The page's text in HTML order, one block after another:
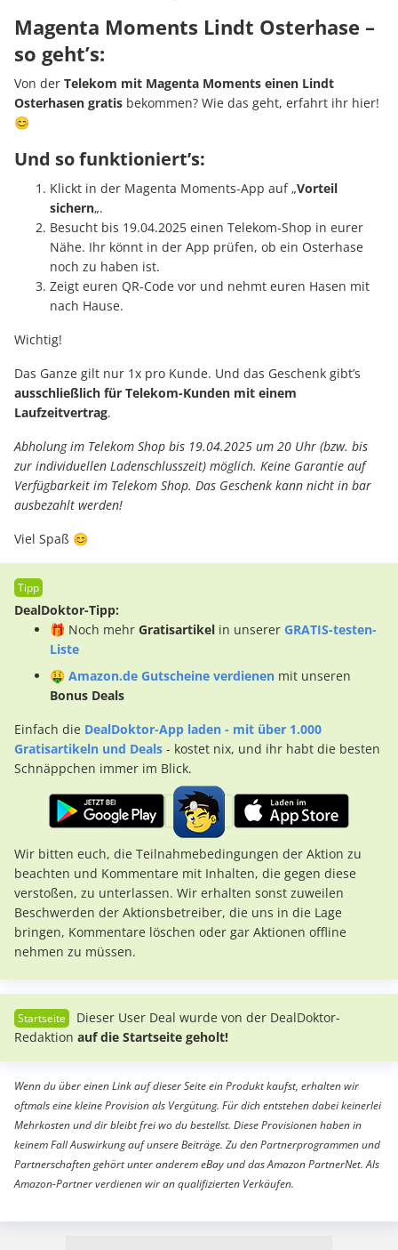
Magenta Moments Lindt Osterhase –
so geht’s:
Von der Telekom mit Magenta Moments einen Lindt
Osterhasen gratis bekommen? Wie das geht, erfahrt ihr hier!
😊
Und so funktioniert’s:
Klickt in der Magenta Moments-App auf „Vorteil
sichern„.
Besucht bis 19.04.2025 einen Telekom-Shop in eurer
Nähe. Ihr könnt in der App prüfen, ob ein Osterhase
noch zu haben ist.
Zeigt euren QR-Code vor und nehmt euren Hasen mit
nach Hause.
Wichtig!
Das Ganze gilt nur 1x pro Kunde. Und das Geschenk gibt’s
ausschließlich für Telekom-Kunden mit einem
Laufzeitvertrag.
Abholung im Telekom Shop bis 19.04.2025 um 20 Uhr (bzw. bis
zur individuellen Ladenschlusszeit) möglich. Keine Garantie auf
Verfügbarkeit im Telekom Shop. Das Geschenk kann nicht in bar
ausbezahlt werden!
Viel Spaß 😊
DealDoktor-Tipp:
🎁 Noch mehr Gratisartikel in unserer GRATIS-testen-
Liste
🤑 Amazon.de Gutscheine verdienen mit unseren
Bonus Deals
Einfach die DealDoktor-App laden - mit über 1.000
Gratisartikeln und Deals - kostet nix, und ihr habt die besten
Schnäppchen immer im Blick.
Wir bitten euch, die Teilnahmebedingungen der Aktion zu
beachten und Kommentare mit Inhalten, die gegen diese
verstoßen, zu unterlassen. Wir erhalten sonst zuweilen
Beschwerden der Aktionsbetreiber, die uns in die Lage
bringen, Kommentare löschen oder gar Aktionen offline
nehmen zu müssen.
Dieser User Deal wurde von der DealDoktor-
Redaktion auf die Startseite geholt!
Wenn du über einen Link auf dieser Seite ein Produkt kaufst, erhalten wir
oftmals eine kleine Provision als Vergütung. Für dich entstehen dabei keinerlei
Mehrkosten und dir bleibt frei wo du bestellst. Diese Provisionen haben in
keinem Fall Auswirkung auf unsere Beiträge. Zu den Partnerprogrammen und
Partnerschaften gehört unter anderem eBay und das Amazon PartnerNet. Als
Amazon-Partner verdienen wir an qualifizierten Verkäufen.